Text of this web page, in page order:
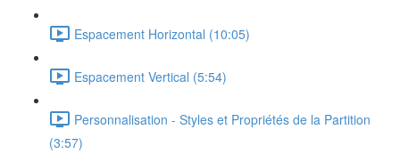
Espacement Horizontal (10:05)
Espacement Vertical (5:54)
Personnalisation - Styles et Propriétés de la Partition
(3:57)